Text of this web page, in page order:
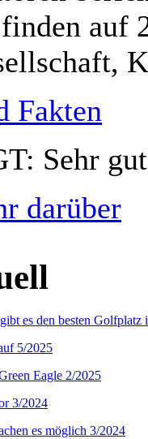
auf
Fakten
Sehr
darüber
es den besten
5/2025
Eagle 2/2025
3/2024
es möglich 3/2024